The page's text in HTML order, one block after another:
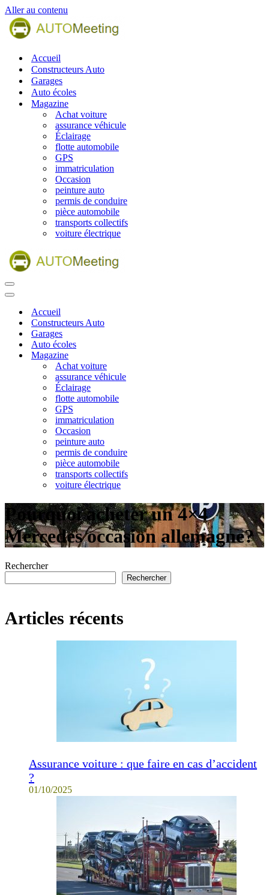
Aller au contenu
Accueil
Constructeurs Auto
Garages
Auto écoles
Magazine
Achat voiture
assurance véhicule
Éclairage
flotte automobile
GPS
immatriculation
Occasion
peinture auto
permis de conduire
pièce automobile
transports collectifs
voiture électrique
Menu
de
Menu
navigationAccueil
Constructeurs Auto
Garages
Auto écoles
Magazine
Achat voiture
assurance véhicule
Éclairage
flotte automobile
GPS
immatriculation
Occasion
peinture auto
permis de conduire
pièce automobile
transports collectifs
voiture électrique
Pourquoi acheter un 4×4
Mercedes occasion allemagne?
Rechercher
Rechercher
Articles récents
Assurance voiture : que faire en cas d’accident
?
01/10/2025